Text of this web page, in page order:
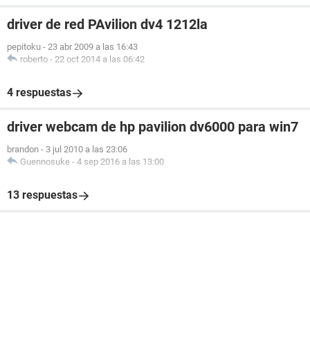
driver de red PAvilion dv4 1212la
pepitoku - 23 abr 2009 a las 16:43
roberto - 22 oct 2014 a las 06:42
4 respuestas
driver webcam de hp pavilion dv6000 para win7
brandon - 3 jul 2010 a las 23:06
Guennosuke - 4 sep 2016 a las 13:00
13 respuestas